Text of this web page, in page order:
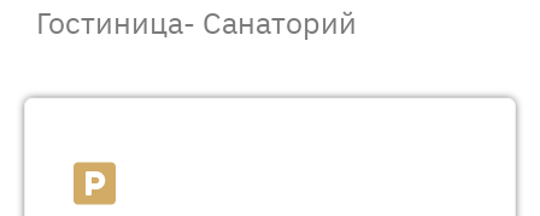
Гостиница- Санаторий